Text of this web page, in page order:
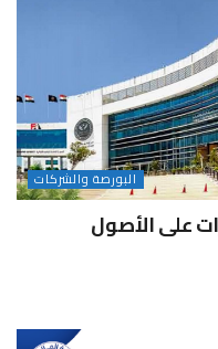
البورصة والشركات
على الأصول